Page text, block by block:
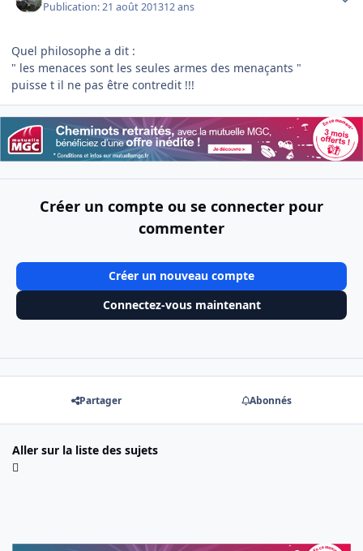
Publication:21 août 201312 ans
Quel philosophe a dit :
" les menaces sont les seules armes des menaçants "
puisse t il ne pas être contredit !!!
Créer un compte ou se connecter pour
commenter
Créer un nouveau compte
Connectez-vous maintenant
Partager Abonnés
Aller sur la liste des sujets